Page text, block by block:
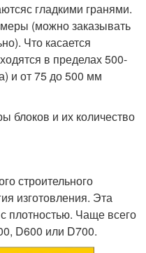
гладкими гранями.
(можно заказывать
Что касается
в пределах 500-
и от 75 до 500 мм
блоков и их количество
строительного
изготовления. Эта
плотностью. Чаще всего
D600 или D700.